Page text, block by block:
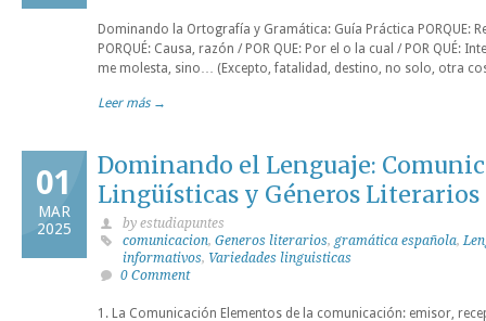
Dominando la Ortografía y Gramática: Guía Práctica PORQUE:
PORQUÉ: Causa, razón / POR QUE: Por el o la cual / POR QUÉ:
me molesta, sino… (Excepto, fatalidad, destino, no solo, otra
Leer más →
01
MAR
2025
Dominando el Lenguaje:
Lingüísticas y Géneros Literarios
by estudiapuntes
comunicacion, Generos literarios, gramática española,
informativos, Variedades linguisticas
0 Comment
1. La Comunicación Elementos de la comunicación: emisor,